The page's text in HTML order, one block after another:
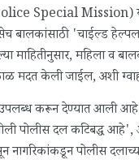
Special Mission)
बालकांसाठी 'चाईल्ड
महिला व
मदत केली जाईल, अशी
करून देण्यात आली
पोलीस दल कटिबद्ध
नागरिकांकडून पोलीस